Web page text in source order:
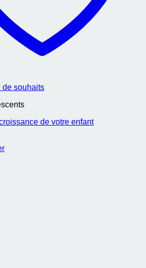
de souhaits
de votre enfant